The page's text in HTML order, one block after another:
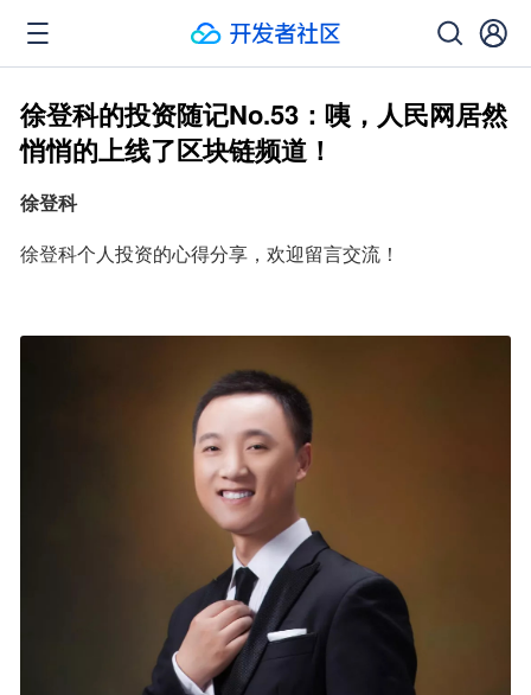
徐登科的投资随记No.53：咦，人民网居然
悄悄的上线了区块链频道！
徐登科
徐登科个人投资的心得分享，欢迎留言交流！